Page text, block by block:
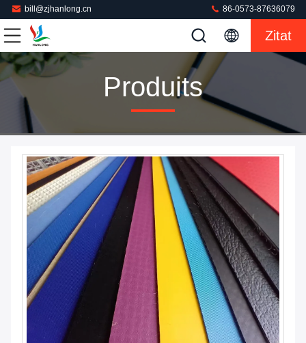
bill@zjhanlong.cn 86-0573-87636079
Zitat
Produits